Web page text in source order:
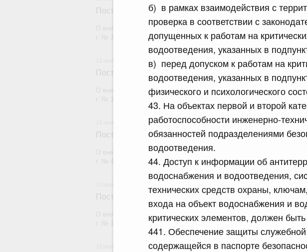
б) в рамках взаимодействия с
проверка в соответствии с
допущенных к работам на
водоотведения, указанных в
в) перед допуском к работам на
водоотведения, указанных в
физического и психологического
43. На объектах первой и второй
работоспособности инженерно-
обязанностей подразделениями
водоотведения.
44. Доступ к информации об
водоснабжения и водоотведения,
технических средств охраны,
входа на объект водоснабжения и
критических элементов, должен
441. Обеспечение защиты
содержащейся в паспорте
Постановление Правительства Российской Федерации
О внесении изменений в постановление Правительства Российской
Постановление Правительства Российской Федерации
О внесении изменений в постановление Правительства Российской
Постановление Правительства Российской Федерации
О внесении изменений в постановление Правительства Российской
Постановление Правительства Российской Федерации
О внесении изменений в постановление Правительства Российской